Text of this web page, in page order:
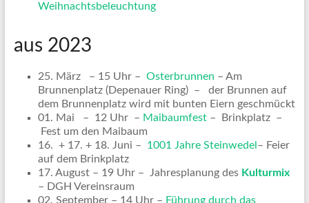
Weihnachtsbeleuchtung
aus 2023
25. März – 15 Uhr – Osterbrunnen – Am
Brunnenplatz (Depenauer Ring) – der Brunnen auf
dem Brunnenplatz wird mit bunten Eiern geschmückt
01. Mai – 12 Uhr – Maibaumfest– Brinkplatz –
Fest um den Maibaum
16. + 17. + 18. Juni – 1001 Jahre Steinwedel – Feier
auf dem Brinkplatz
17. August – 19 Uhr – Jahresplanung des Kulturmix
– DGH Vereinsraum
02. September – 14 Uhr – Führung durch das